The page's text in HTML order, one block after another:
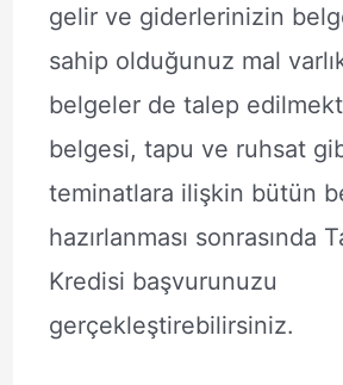
gelir ve giderlerinizin
sahip olduğunuz mal
belgeler de talep
belgesi, tapu ve ruhsat
teminatlara ilişkin bütün
hazırlanması sonrasında
Kredisi başvurunuzu
gerçekleştirebilirsiniz.